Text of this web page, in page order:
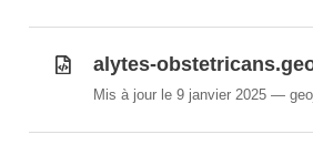
alytes-
Mis à jour le 9 janvier 2025